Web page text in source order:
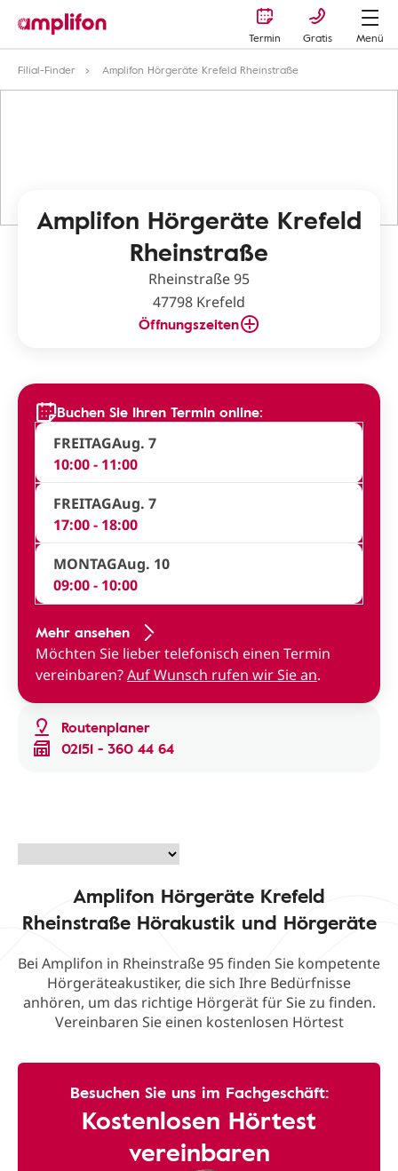
Termin Gratis
Menü
Filial-Finder
Amplifon Hörgeräte Krefeld Rheinstraße
Amplifon Hörgeräte Krefeld
Rheinstraße
Rheinstraße 95
47798 Krefeld
Öffnungszeiten
Routenplaner
02151 - 360 44 64
Buchen Sie Ihren Termin online:
FREITAGAug. 7
10:00 - 11:00
FREITAGAug. 7
17:00 - 18:00
MONTAGAug. 10
09:00 - 10:00
Mehr ansehen
Möchten Sie lieber telefonisch einen Termin
vereinbaren?Auf Wunsch rufen wir Sie an.
Amplifon Hörgeräte Krefeld
Rheinstraße Hörakustik und Hörgeräte
Bei Amplifon in Rheinstraße 95 finden Sie kompetente
Hörgeräteakustiker, die sich Ihre Bedürfnisse
anhören, um das richtige Hörgerät für Sie zu finden.
Vereinbaren Sie einen kostenlosen Hörtest
Besuchen Sie uns im Fachgeschäft:
Kostenlosen Hörtest
vereinbaren